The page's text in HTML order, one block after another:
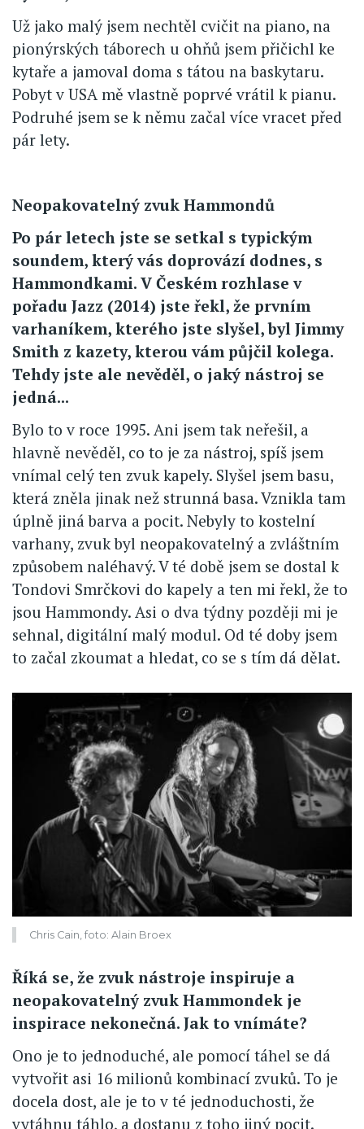
Už jako malý jsem nechtěl cvičit na piano, na
pionýrských táborech u ohňů jsem přičichl ke
kytaře a jamoval doma s tátou na baskytaru.
Pobyt v USA mě vlastně poprvé vrátil k pianu.
Podruhé jsem se k němu začal více vracet před
pár lety.
Neopakovatelný zvuk Hammondů
Po pár letech jste se setkal s typickým
soundem, který vás doprovází dodnes, s
Hammondkami. V Českém rozhlase v
pořadu Jazz (2014) jste řekl, že prvním
varhaníkem, kterého jste slyšel, byl Jimmy
Smith z kazety, kterou vám půjčil kolega.
Tehdy jste ale nevěděl, o jaký nástroj se
jedná...
Bylo to v roce 1995. Ani jsem tak neřešil, a
hlavně nevěděl, co to je za nástroj, spíš jsem
vnímal celý ten zvuk kapely. Slyšel jsem basu,
která zněla jinak než strunná basa. Vznikla tam
úplně jiná barva a pocit. Nebyly to kostelní
varhany, zvuk byl neopakovatelný a zvláštním
způsobem naléhavý. V té době jsem se dostal k
Tondovi Smrčkovi do kapely a ten mi řekl, že to
jsou Hammondy. Asi o dva týdny později mi je
sehnal, digitální malý modul. Od té doby jsem
to začal zkoumat a hledat, co se s tím dá dělat.
Chris Cain, foto: Alain Broex
Říká se, že zvuk nástroje inspiruje a
neopakovatelný zvuk Hammondek je
inspirace nekonečná. Jak to vnímáte?
Ono je to jednoduché, ale pomocí táhel se dá
vytvořit asi 16 milionů kombinací zvuků. To je
docela dost, ale je to v té jednoduchosti, že
vytáhnu táhlo, a dostanu z toho jiný pocit.